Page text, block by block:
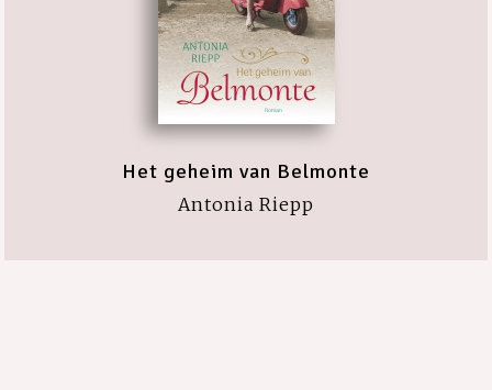
Het geheim van Belmonte
Antonia Riepp